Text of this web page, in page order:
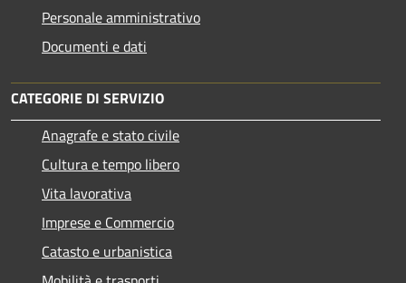
Personale amministrativo
Documenti e dati
CATEGORIE DI SERVIZIO
Anagrafe e stato civile
Cultura e tempo libero
Vita lavorativa
Imprese e Commercio
Catasto e urbanistica